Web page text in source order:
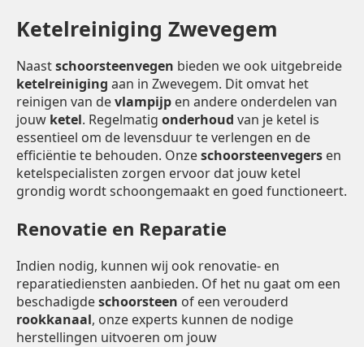
Ketelreiniging Zwevegem
Naastschoorsteenvegen bieden we ook uitgebreide
ketelreiniging aan in Zwevegem. Dit omvat het
reinigen van devlampijp en andere onderdelen van
jouw ketel. Regelmatig onderhoud van je ketel is
essentieel om de levensduur te verlengen en de
efficiëntie te behouden. Onzeschoorsteenvegers en
ketelspecialisten zorgen ervoor dat jouw ketel
grondig wordt schoongemaakt en goed functioneert.
Renovatie en Reparatie
Indien nodig, kunnen wij ook renovatie- en
reparatiediensten aanbieden. Of het nu gaat om een
beschadigdeschoorsteen of een verouderd
rookkanaal, onze experts kunnen de nodige
herstellingen uitvoeren om jouw